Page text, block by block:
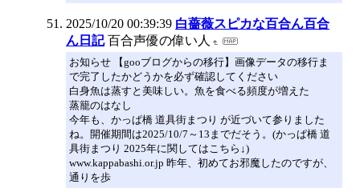
2025/10/20 00:39:39 白薔薇スピカな百合ん百合
ん日記 百合声優の偉い人
お知らせ 【gooブログからの移行】画像データの移行ま
で完了したかどうかを必ず確認してください
白身魚は蒸すと美味しい。魚を食べる頻度が増えた
蒸籠のはなし
今年も、かっぱ橋 道具街まつり が近づいて参りました
ね。開催期間は2025/10/7～13までだそう。(かっぱ橋 道
具街まつり 2025年に関してはこちら↓)
www.kappabashi.or.jp 昨年、初めてお邪魔したのですが、
通りを歩